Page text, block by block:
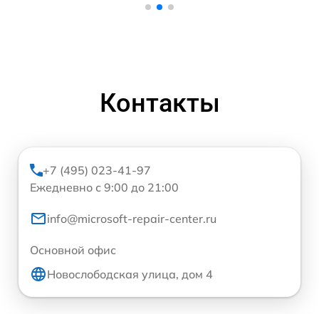
Контакты
+7 (495) 023-41-97
Ежедневно с 9:00 до 21:00
info@microsoft-repair-center.ru
Основной офис
Новослободская улица, дом 4